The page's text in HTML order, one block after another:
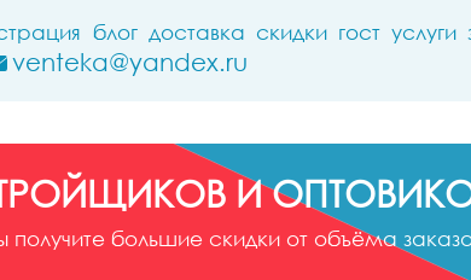
блог доставка скидки гост услуги
venteka@yandex.ru
И
большие скидки от объёма